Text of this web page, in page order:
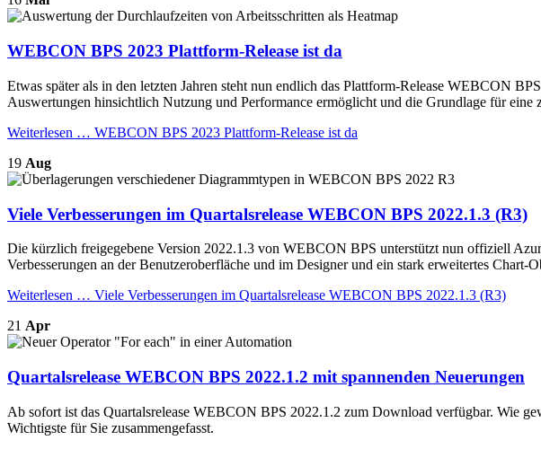
WEBCON BPS 2023 Plattform-Release ist da
Etwas später als in den letzten Jahren steht nun endlich das Plattform-Release WEBCON
Auswertungen hinsichtlich Nutzung und Performance ermöglicht und die Grundlage für eine
Weiterlesen … WEBCON BPS 2023 Plattform-Release ist da
19 Aug
Viele Verbesserungen im Quartalsrelease WEBCON BPS 2022.1.3 (R3)
Die kürzlich freigegebene Version 2022.1.3 von WEBCON BPS unterstützt nun offiziell
Verbesserungen an der Benutzeroberfläche und im Designer und ein stark erweitertes Chart-
Weiterlesen … Viele Verbesserungen im Quartalsrelease WEBCON BPS 2022.1.3 (R3)
21 Apr
Quartalsrelease WEBCON BPS 2022.1.2 mit spannenden Neuerungen
Ab sofort ist das Quartalsrelease WEBCON BPS 2022.1.2 zum Download verfügbar. Wie
Wichtigste für Sie zusammengefasst.